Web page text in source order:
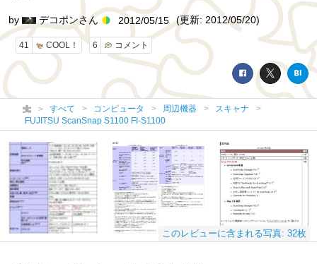
41 COOL！ 6 コメント
by デコポンさん 2012/05/15 (更新: 2012/05/20)
すべて コンピュータ 周辺機器
スキャナ
FUJITSU ScanSnap S1100 FI-S1100
このレビューに含まれる写真: 32枚